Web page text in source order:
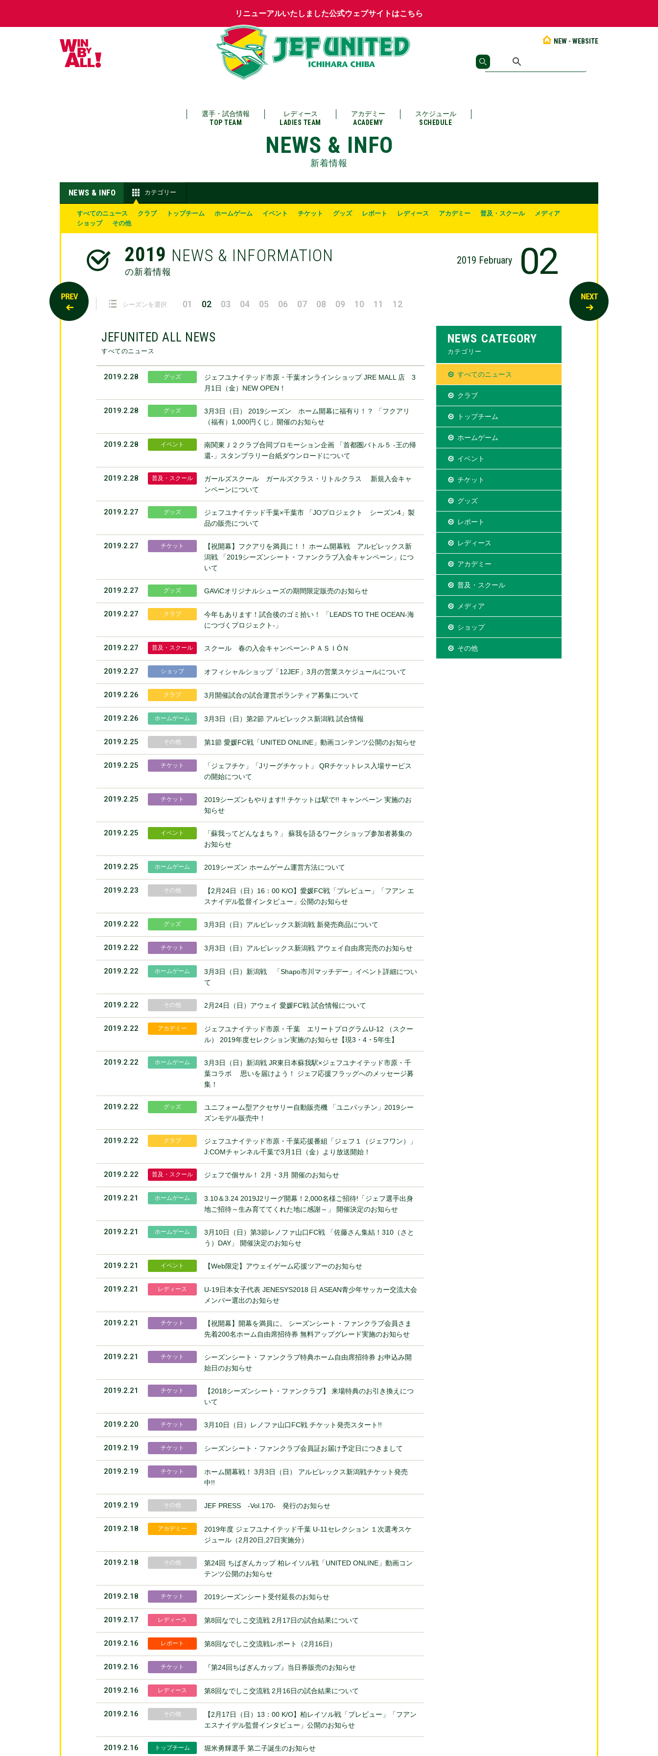
リニューアルいたしました公式ウェブサイトはこちら
NEW - WEBSITE
選手・試合情報
TOP TEAM
レディース
LADIES TEAM
アカデミー
ACADEMY
スケジュール
SCHEDULE
NEWS & INFO
新着情報
NEWS & INFO カテゴリー
すべてのニュース クラブ トップチーム ホームゲーム イベント チケット グッズ レポート レディース アカデミー 普及・スクール
メディア
ショップ
その他
2019 NEWS & INFORMATION
の新着情報
2019 February 02
シーズンを選択 01 02 03 04 05 06 07 08 09 10 11 12
JEFUNITED ALL NEWS
すべてのニュース
2019.2.28 グッズ
ジェフユナイテッド市原・千葉オンラインショップ JRE MALL 店 3
月1日（金）NEW OPEN！
2019.2.28 グッズ
3月3日（日） 2019シーズン ホーム開幕に福有り！？ 「フクアリ
（福有）1,000円くじ」開催のお知らせ
2019.2.28 イベント
南関東Ｊ２クラブ合同プロモーション企画 「首都圏バトル５ -王の帰
還-」スタンプラリー台紙ダウンロードについて
2019.2.28 普及・スクール
ガールズスクール ガールズクラス・リトルクラス 新規入会キャ
ンペーンについて
2019.2.27 グッズ
ジェフユナイテッド千葉×千葉市 「JOプロジェクト シーズン4」製
品の販売について
2019.2.27 チケット
【祝開幕】フクアリを満員に！！ ホーム開幕戦 アルビレックス新
潟戦 「2019シーズンシート・ファンクラブ入会キャンペーン」につ
いて
2019.2.27 グッズ GAViCオリジナルシューズの期間限定販売のお知らせ
2019.2.27 クラブ
今年もあります！試合後のゴミ拾い！ 「LEADS TO THE OCEAN-海
につづくプロジェクト-」
2019.2.27 普及・スクール スクール 春の入会キャンペーン-ＰＡＳＩÓＮ
2019.2.27 ショップ オフィシャルショップ「12JEF」3月の営業スケジュールについて
2019.2.26 クラブ 3月開催試合の試合運営ボランティア募集について
2019.2.26 ホームゲーム 3月3日（日）第2節 アルビレックス新潟戦 試合情報
2019.2.25 その他 第1節 愛媛FC戦「UNITED ONLINE」動画コンテンツ公開のお知らせ
2019.2.25 チケット
「ジェフチケ」「Jリーグチケット」 QRチケットレス入場サービス
の開始について
2019.2.25 チケット
2019シーズンもやります!! チケットは駅で!! キャンペーン 実施のお
知らせ
2019.2.25 イベント
「蘇我ってどんなまち？」 蘇我を語るワークショップ参加者募集の
お知らせ
2019.2.25 ホームゲーム 2019シーズン ホームゲーム運営方法について
2019.2.23 その他
【2月24日（日）16：00 K/O】愛媛FC戦「プレビュー」「フアン エ
スナイデル監督インタビュー」公開のお知らせ
2019.2.22 グッズ 3月3日（日）アルビレックス新潟戦 新発売商品について
2019.2.22 チケット 3月3日（日）アルビレックス新潟戦 アウェイ自由席完売のお知らせ
2019.2.22 ホームゲーム
3月3日（日）新潟戦 「Shapo市川マッチデー」イベント詳細につい
て
2019.2.22 その他 2月24日（日）アウェイ 愛媛FC戦 試合情報について
2019.2.22 アカデミー
ジェフユナイテッド市原・千葉 エリートプログラムU-12 （スクー
ル） 2019年度セレクション実施のお知らせ【現3・4・5年生】
2019.2.22 ホームゲーム
3月3日（日）新潟戦 JR東日本蘇我駅×ジェフユナイテッド市原・千
葉コラボ 思いを届けよう！ ジェフ応援フラッグへのメッセージ募
集！
2019.2.22 グッズ
ユニフォーム型アクセサリー自動販売機 「ユニパッチン」2019シー
ズンモデル販売中！
2019.2.22 クラブ
ジェフユナイテッド市原・千葉応援番組「ジェフ１（ジェフワン）」
J:COMチャンネル千葉で3月1日（金）より放送開始！
2019.2.22 普及・スクール ジェフで個サル！ 2月・3月 開催のお知らせ
2019.2.21 ホームゲーム
3.10＆3.24 2019J2リーグ開幕！2,000名様ご招待!「ジェフ選手出身
地ご招待～生み育ててくれた地に感謝～」 開催決定のお知らせ
2019.2.21 ホームゲーム
3月10日（日）第3節レノファ山口FC戦 「佐藤さん集結！310（さと
う）DAY」 開催決定のお知らせ
2019.2.21 イベント 【Web限定】アウェイゲーム応援ツアーのお知らせ
2019.2.21 レディース
U-19日本女子代表 JENESYS2018 日 ASEAN青少年サッカー交流大会
メンバー選出のお知らせ
2019.2.21 チケット
【祝開幕】開幕を満員に。 シーズンシート・ファンクラブ会員さま
先着200名ホーム自由席招待券 無料アップグレード実施のお知らせ
2019.2.21 チケット
シーズンシート・ファンクラブ特典ホーム自由席招待券 お申込み開
始日のお知らせ
2019.2.21 チケット
【2018シーズンシート・ファンクラブ】 来場特典のお引き換えにつ
いて
2019.2.20 チケット 3月10日（日）レノファ山口FC戦 チケット発売スタート!!
2019.2.19 チケット シーズンシート・ファンクラブ会員証お届け予定日につきまして
2019.2.19 チケット
ホーム開幕戦！ 3月3日（日） アルビレックス新潟戦チケット発売
中!!
2019.2.19 その他 JEF PRESS ‐Vol.170‐ 発行のお知らせ
2019.2.18 アカデミー
2019年度 ジェフユナイテッド千葉 U-11セレクション １次選考スケ
ジュール（2月20日,27日実施分）
2019.2.18 その他
第24回 ちばぎんカップ 柏レイソル戦「UNITED ONLINE」動画コン
テンツ公開のお知らせ
2019.2.18 チケット 2019シーズンシート受付延長のお知らせ
2019.2.17 レディース 第8回なでしこ交流戦 2月17日の試合結果について
2019.2.16 レポート 第8回なでしこ交流戦レポート（2月16日）
2019.2.16 チケット 『第24回ちばぎんカップ』当日券販売のお知らせ
2019.2.16 レディース 第8回なでしこ交流戦 2月16日の試合結果について
2019.2.16 その他
【2月17日（日）13：00 K/O】柏レイソル戦「プレビュー」「フアン
エスナイデル監督インタビュー」公開のお知らせ
2019.2.16 トップチーム 堀米勇輝選手 第二子誕生のお知らせ
NEWS CATEGORY
カテゴリー
すべてのニュース
クラブ
トップチーム
ホームゲーム
イベント
チケット
グッズ
レポート
レディース
アカデミー
普及・スクール
メディア
ショップ
その他